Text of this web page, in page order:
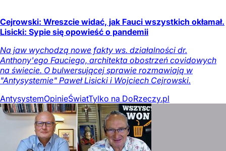
Cejrowski: Wreszcie widać, jak Fauci wszystkich okłamał.
Lisicki: Sypie się opowieść o pandemii
Na jaw wychodzą nowe fakty ws. działalności dr.
Anthony'ego Fauciego, architekta obostrzeń covidowych
na świecie. O bulwersującej sprawie rozmawiają w
"Antysystemie" Paweł Lisicki i Wojciech Cejrowski.
AntysystemOpinieŚwiatTylko na DoRzeczy.pl